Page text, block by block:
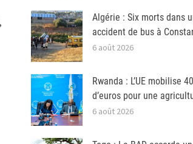
Algérie : Six morts dans
accident de bus à
6 août 2026
Rwanda : L’UE mobilise
d’euros pour une
6 août 2026